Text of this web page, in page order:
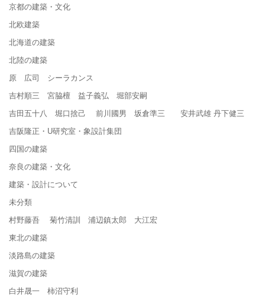
京都の建築・文化
北欧建築
北海道の建築
北陸の建築
原 広司 シーラカンス
吉村順三 宮脇檀 益子義弘 堀部安嗣
吉田五十八 堀口捨己 前川國男 坂倉準三 安井武雄 丹下健三
吉阪隆正・U研究室・象設計集団
四国の建築
奈良の建築・文化
建築・設計について
未分類
村野藤吾 菊竹清訓 浦辺鎮太郎 大江宏
東北の建築
淡路島の建築
滋賀の建築
白井晟一 柿沼守利